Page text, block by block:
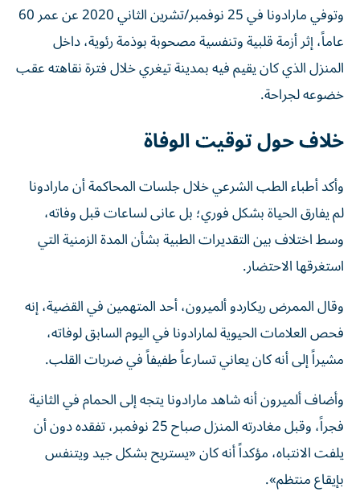
وتوفي مارادونا في 25 نوفمبر/تشرين الثاني 2020 عن عمر 60
عاماً، إثر أزمة قلبية وتنفسية مصحوبة بوذمة رئوية، داخل
المنزل الذي كان يقيم فيه بمدينة تيغري خلال فترة نقاهته عقب
خضوعه لجراحة.
خلاف حول توقيت الوفاة
وأكد أطباء الطب الشرعي خلال جلسات المحاكمة أن مارادونا
لم يفارق الحياة بشكل فوري؛ بل عانى لساعات قبل وفاته،
وسط اختلاف بين التقديرات الطبية بشأن المدة الزمنية التي
استغرقها الاحتضار.
وقال الممرض ريكاردو ألميرون، أحد المتهمين في القضية، إنه
فحص العلامات الحيوية لمارادونا في اليوم السابق لوفاته،
مشيراً إلى أنه كان يعاني تسارعاً طفيفاً في ضربات القلب.
وأضاف ألميرون أنه شاهد مارادونا يتجه إلى الحمام في الثانية
فجراً، وقبل مغادرته المنزل صباح 25 نوفمبر، تفقده دون أن
يلفت الانتباه، مؤكداً أنه كان «يستريح بشكل جيد ويتنفس
بإيقاع منتظم».